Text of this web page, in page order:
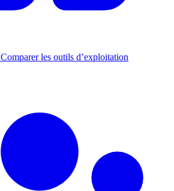
Comparer les outils d’exploitation